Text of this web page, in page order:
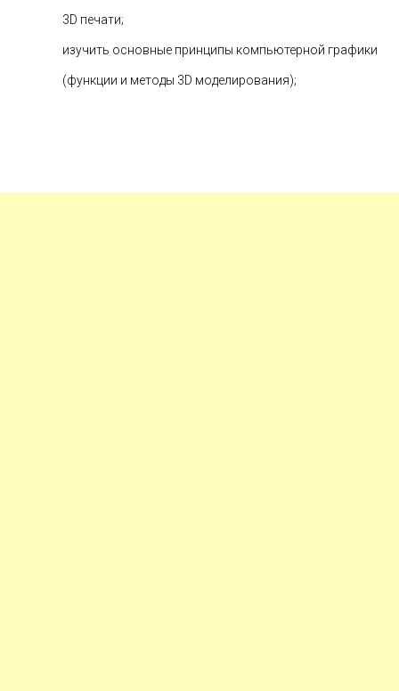
3D печати;
изучить основные принципы компьютерной графики
(функции и методы 3D моделирования);